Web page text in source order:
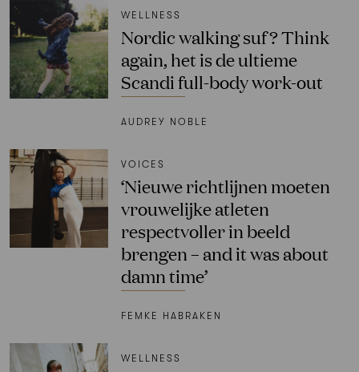
WELLNESS
Nordic walking suf? Think
again, het is de ultieme
Scandi full-body work-out
AUDREY NOBLE
VOICES
‘Nieuwe richtlijnen moeten
vrouwelijke atleten
respectvoller in beeld
brengen – and it was about
damn time’
FEMKE HABRAKEN
WELLNESS